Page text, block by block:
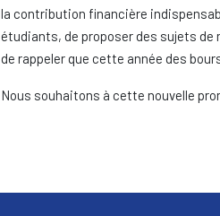
la contribution financière
étudiants, de proposer des sujets
de rappeler que cette année des
Nous souhaitons à cette nouvelle